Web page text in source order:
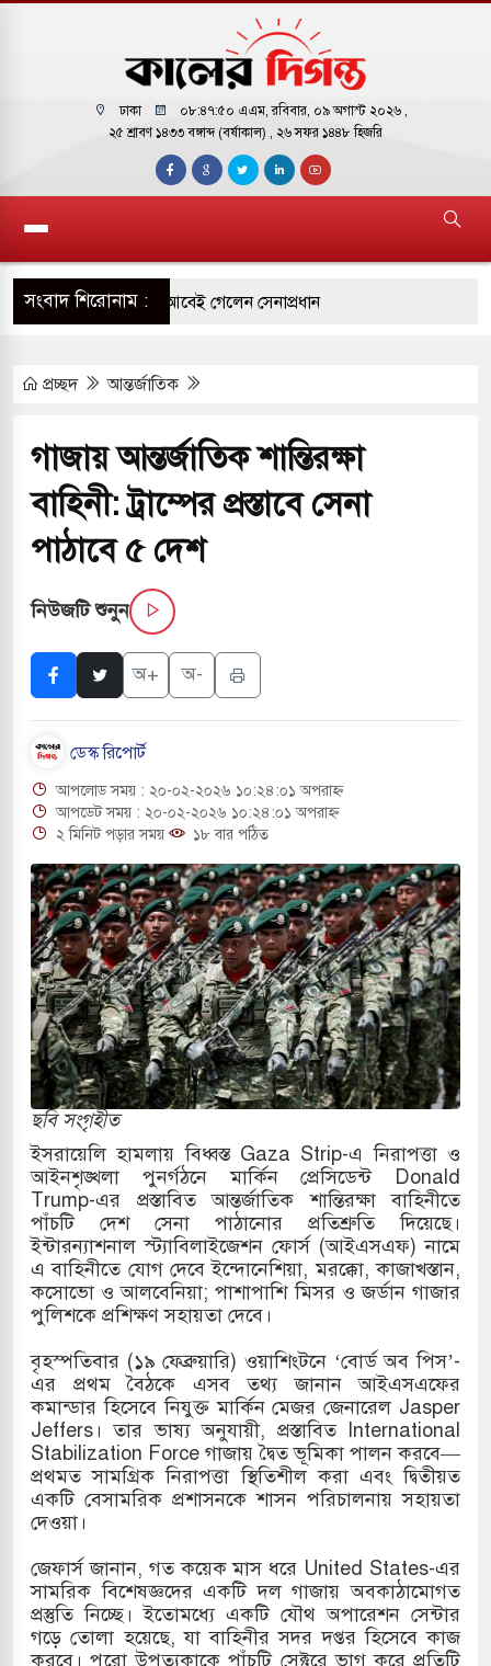
ঢাকা ০৮:৪৭:৫১ এএম, রবিবার, ০৯ অগাস্ট ২০২৬ ,
২৫ শ্রাবণ ১৪৩৩ বঙ্গাব্দ (বর্ষাকাল) , ২৬ সফর ১৪৪৮ হিজরি
সংবাদ শিরোনাম :
দক্ষিণ সুদান ও আবেই গেলেন সেনাপ্রধান
হাইকমিশনারের বাসভবনে আগুন, আইসিইউতে
হয়ে আসছে ‘স্পেশাল রেসপন্স ব্যাটালিয়ন
মুখোমুখি সংঘর্ষে ৯ জন নিহত
৬ শ্রমিক নিহত, আহত ১৫
শব্দদূষণ নিয়ন্ত্রণে দেড় হাজার মসজিদ থেকে মাইক
গুলিতে শিক্ষক নিহত, হামলাকারীর আত্মহত্যা
মধ্যপ্রাচ্যে ব্ল্যাকআউটের কঠোর হুঁশিয়ারি ইরানের
বিমানবন্দরের নিরাপত্তা তল্লাশিতে ছাড় দেওয়া হবে না:
দক্ষিণ কোরিয়ার বন্দি ২৫ শতাংশ বেড়েছে
থাকুক বা না থাকুক, ইরানে একক সামরিক পদক্ষেপের
জুমার বয়ান ও নামাজ পড়াবেন দেওবন্দের
ছাড়লেন জনপ্রিয় ভারতীয় সাংবাদিক ময়ূখ রঞ্জন
অ্যারেস্ট আবেদন, বরগুনার এসআইয়ের বিরুদ্ধে
জাদুঘর নতুন বাংলাদেশের পথচলার কেন্দ্র হবে: ড.
বিভিন্ন খাতে সৌদির বিনিয়োগের আহবান প্রধানমন্ত্রীর
হামলায় ছাত্রদল ও ছাত্রলীগের আচরণ ইসরায়েলের
পথে ইসরায়েলীরা,হাতছাড়ার ঝুঁকিতে জরুরি
প্রচ্ছদ আন্তর্জাতিক
গাজায় আন্তর্জাতিক শান্তিরক্ষা
বাহিনী: ট্রাম্পের প্রস্তাবে সেনা
পাঠাবে ৫ দেশ
নিউজটি শুনুন
অ+ অ-
ডেস্ক রিপোর্ট
আপলোড সময় : ২০-০২-২০২৬ ১০:২৪:০১ অপরাহ্ন
আপডেট সময় : ২০-০২-২০২৬ ১০:২৪:০১ অপরাহ্ন
২ মিনিট পড়ার সময়
১৮ বার পঠিত
ছবি সংগৃহীত
ইসরায়েলি হামলায় বিধ্বস্ত Gaza Strip-এ নিরাপত্তা ও
আইনশৃঙ্খলা পুনর্গঠনে মার্কিন প্রেসিডেন্ট Donald
Trump-এর প্রস্তাবিত আন্তর্জাতিক শান্তিরক্ষা বাহিনীতে
পাঁচটি দেশ সেনা পাঠানোর প্রতিশ্রুতি দিয়েছে।
ইন্টারন্যাশনাল স্ট্যাবিলাইজেশন ফোর্স (আইএসএফ) নামে
এ বাহিনীতে যোগ দেবে ইন্দোনেশিয়া, মরক্কো, কাজাখস্তান,
কসোভো ও আলবেনিয়া; পাশাপাশি মিসর ও জর্ডান গাজার
পুলিশকে প্রশিক্ষণ সহায়তা দেবে।
বৃহস্পতিবার (১৯ ফেব্রুয়ারি) ওয়াশিংটনে ‘বোর্ড অব পিস’-
এর প্রথম বৈঠকে এসব তথ্য জানান আইএসএফের
কমান্ডার হিসেবে নিযুক্ত মার্কিন মেজর জেনারেল Jasper
Jeffers। তার ভাষ্য অনুযায়ী, প্রস্তাবিত International
Stabilization Force গাজায় দ্বৈত ভূমিকা পালন করবে—
প্রথমত সামগ্রিক নিরাপত্তা স্থিতিশীল করা এবং দ্বিতীয়ত
একটি বেসামরিক প্রশাসনকে শাসন পরিচালনায় সহায়তা
দেওয়া।
জেফার্স জানান, গত কয়েক মাস ধরে United States-এর
সামরিক বিশেষজ্ঞদের একটি দল গাজায় অবকাঠামোগত
প্রস্তুতি নিচ্ছে। ইতোমধ্যে একটি যৌথ অপারেশন সেন্টার
গড়ে তোলা হয়েছে, যা বাহিনীর সদর দপ্তর হিসেবে কাজ
করবে। পুরো উপত্যকাকে পাঁচটি সেক্টরে ভাগ করে প্রতিটি